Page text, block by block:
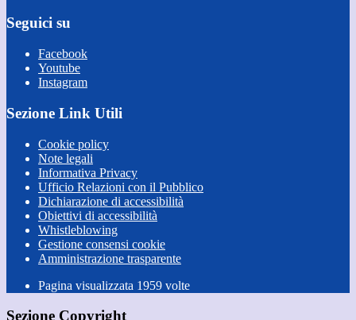
Seguici su
Facebook
Youtube
Instagram
Sezione Link Utili
Cookie policy
Note legali
Informativa Privacy
Ufficio Relazioni con il Pubblico
Dichiarazione di accessibilità
Obiettivi di accessibilità
Whistleblowing
Gestione consensi cookie
Amministrazione trasparente
Pagina visualizzata 1959 volte
Sezione Copyright